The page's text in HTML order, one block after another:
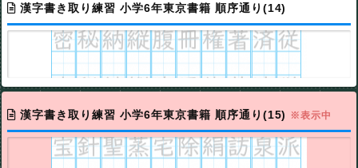
漢字書き取り練習 小学6年東京書籍 順序通り(14)
漢字書き取り練習 小学6年東京書籍 順序通り(15) ※表示中